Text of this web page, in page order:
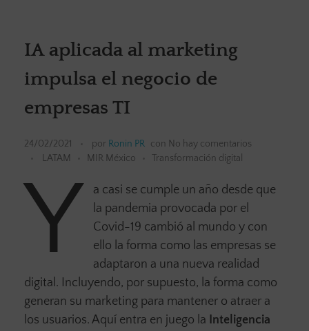
IA aplicada al marketing
impulsa el negocio de
empresas TI
24/02/2021 por Ronin PR con No hay comentarios
LATAM
MIR México Transformación digital
Y
a casi se cumple un año desde que
la pandemia provocada por el
Covid-19 cambió al mundo y con
ello la forma como las empresas se
adaptaron a una nueva realidad
digital. Incluyendo, por supuesto, la forma como
generan su marketing para mantener o atraer a
los usuarios. Aquí entra en juego la Inteligencia